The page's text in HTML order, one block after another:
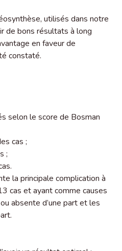
utilisés dans notre
de bons résultats à long
en faveur de
constaté.
selon le score de Bosman
cas ;
;
la principale complication à
cas et ayant comme causes
absente d’une part et les